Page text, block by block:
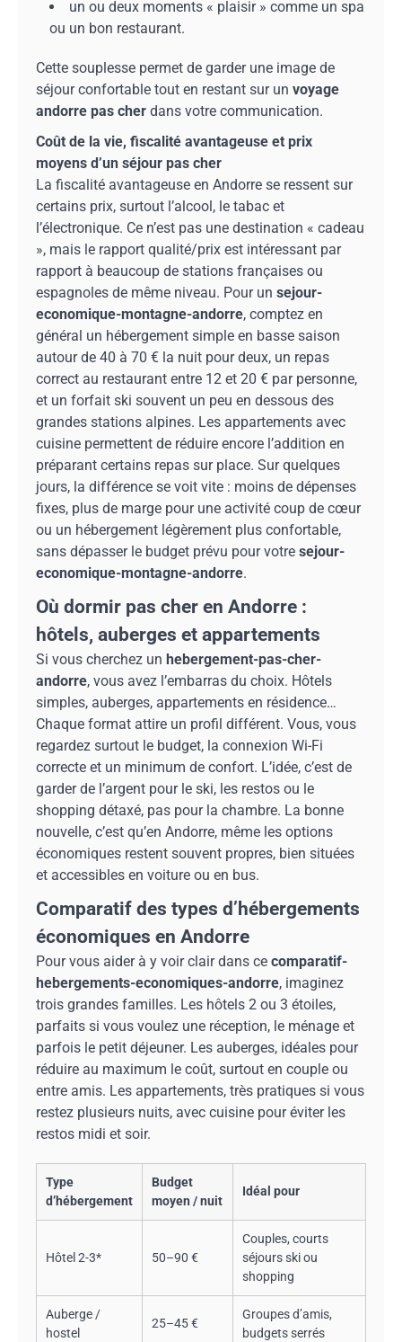
un ou deux moments « plaisir » comme un spa
ou un bon restaurant.
Cette souplesse permet de garder une image de
séjour confortable tout en restant sur un voyage
andorre pas cher dans votre communication.
Coût de la vie, fiscalité avantageuse et prix
moyens d’un séjour pas cher
La fiscalité avantageuse en Andorre se ressent sur
certains prix, surtout l’alcool, le tabac et
l’électronique. Ce n’est pas une destination « cadeau
», mais le rapport qualité/prix est intéressant par
rapport à beaucoup de stations françaises ou
espagnoles de même niveau. Pour un sejour-
economique-montagne-andorre, comptez en
général un hébergement simple en basse saison
autour de 40 à 70 € la nuit pour deux, un repas
correct au restaurant entre 12 et 20 € par personne,
et un forfait ski souvent un peu en dessous des
grandes stations alpines. Les appartements avec
cuisine permettent de réduire encore l’addition en
préparant certains repas sur place. Sur quelques
jours, la différence se voit vite : moins de dépenses
fixes, plus de marge pour une activité coup de cœur
ou un hébergement légèrement plus confortable,
sans dépasser le budget prévu pour votre sejour-
economique-montagne-andorre.
Où dormir pas cher en Andorre :
hôtels, auberges et appartements
Si vous cherchez un hebergement-pas-cher-
andorre, vous avez l’embarras du choix. Hôtels
simples, auberges, appartements en résidence…
Chaque format attire un profil différent. Vous, vous
regardez surtout le budget, la connexion Wi-Fi
correcte et un minimum de confort. L’idée, c’est de
garder de l’argent pour le ski, les restos ou le
shopping détaxé, pas pour la chambre. La bonne
nouvelle, c’est qu’en Andorre, même les options
économiques restent souvent propres, bien situées
et accessibles en voiture ou en bus.
Comparatif des types d’hébergements
économiques en Andorre
Pour vous aider à y voir clair dans ce comparatif-
hebergements-economiques-andorre, imaginez
trois grandes familles. Les hôtels 2 ou 3 étoiles,
parfaits si vous voulez une réception, le ménage et
parfois le petit déjeuner. Les auberges, idéales pour
réduire au maximum le coût, surtout en couple ou
entre amis. Les appartements, très pratiques si vous
restez plusieurs nuits, avec cuisine pour éviter les
restos midi et soir.
Type
d’hébergement
Budget
moyen / nuit
Idéal pour
Hôtel 2-3* 50–90 €
Couples, courts
séjours ski ou
shopping
Auberge /
hostel
25–45 €
Groupes d’amis,
budgets serrés